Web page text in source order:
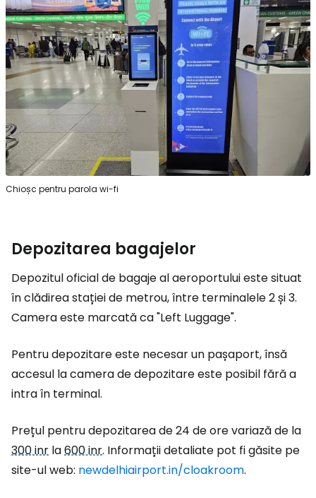
Chioșc pentru parola wi-fi
Depozitarea bagajelor
Depozitul oficial de bagaje al aeroportului este situat
în clădirea stației de metrou, între terminalele 2 și 3.
Camera este marcată ca"Left Luggage".
Pentru depozitare este necesar un pașaport, însă
accesul la camera de depozitare este posibil fără a
intra în terminal.
Prețul pentru depozitarea de 24 de ore variază de la
300 inr la600 inr. Informații detaliate pot fi găsite pe
site-ul web: newdelhiairport.in/cloakroom.